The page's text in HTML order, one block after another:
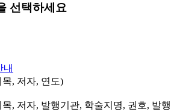
선택하세요
내
, 저자, 연도)
, 저자, 발행기관, 학술지명, 권호, 발행